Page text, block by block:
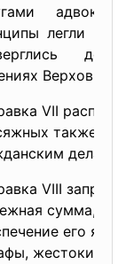
легли в
VII
также на
делам.
VIII
сумма,
его
жестокие и